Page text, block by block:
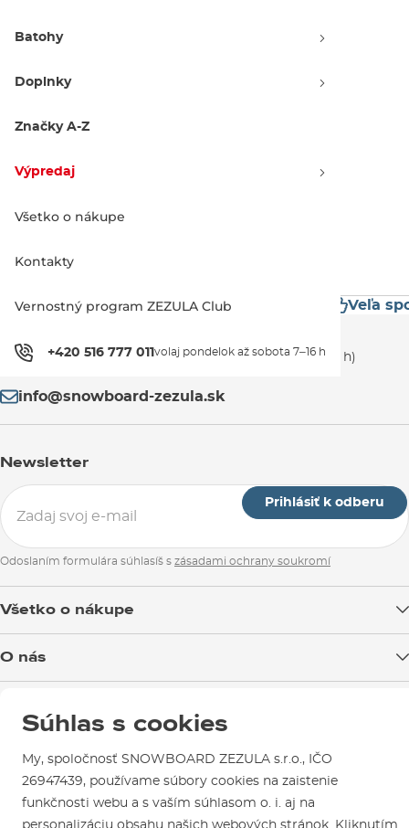
Batohy
Doplnky
Značky A-Z
Výpredaj
Všetko o nákupe
Kontakty
Vernostný program ZEZULA Club
+420 516 777 011 volaj pondelok až sobota 7–16 h
Výpredaj -70 %
XXS XS
značky Mimoriadne rýchle doručenie Veľa
+420 516 777 011 (volaj pondelok až sobota 7–16 h)
info@snowboard-zezula.sk
Newsletter
Prihlásiť k odberu
Odoslaním formulára súhlasíš s zásadami ochrany soukromí
Všetko o nákupe
Reklamácie
Návody na použitie a údržbu
O nás
Test the Best
Ako si vybrať vybavenie
Mapa a ako k nám
Parkovanie
Sme overený e-shop.
Naši spokojní zákazníci nám udelili
CertifikátOverené zákazníkmi.
Súhlas s cookies
My, spoločnosť SNOWBOARD ZEZULA s.r.o., IČO
26947439, používame súbory cookies na zaistenie
funkčnosti webu a s vaším súhlasom o. i. aj na
personalizáciu obsahu našich webových stránok. Kliknutím